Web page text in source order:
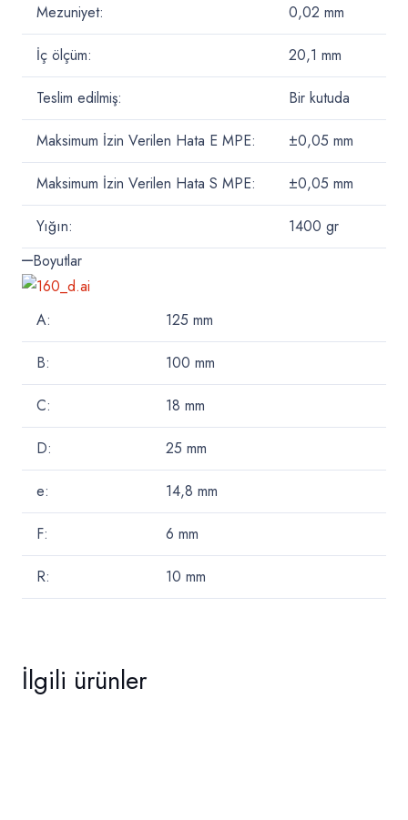
Mezuniyet: 0,02 mm
İç ölçüm: 20,1 mm
Teslim edilmiş: Bir kutuda
Maksimum İzin Verilen Hata E MPE: ±0,05 mm
Maksimum İzin Verilen Hata S MPE: ±0,05 mm
Yığın: 1400 gr
Boyutlar
A: 125 mm
B: 100 mm
C: 18 mm
D: 25 mm
e: 14,8 mm
F: 6 mm
R: 10 mm
İlgili ürünler